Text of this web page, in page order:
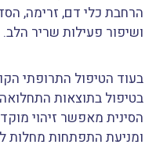
הרחבת כלי דם, זרימה,
ושיפור פעילות שריר הלב.
בעוד הטיפול התרופתי
בטיפול בתוצאות
הסינית מאפשר זיהוי
ומניעת התפתחות מחלות